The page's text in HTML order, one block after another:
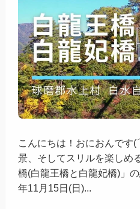
こんにちは！おにおんです
景、そしてスリルを楽しめ
橋(白龍王橋と白龍妃橋)」
年11月15日(日)...